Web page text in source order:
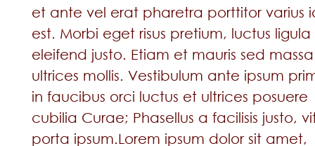
et ante vel erat pharetra porttitor varius
est. Morbi eget risus pretium, luctus
eleifend justo. Etiam et mauris sed massa
ultrices mollis. Vestibulum ante ipsum
in faucibus orci luctus et ultrices posuere
cubilia Curae; Phasellus a facilisis justo,
porta ipsum.Lorem ipsum dolor sit amet,